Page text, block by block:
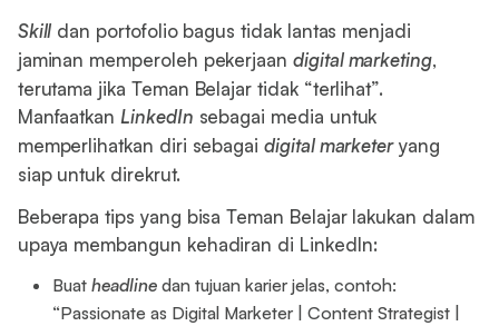
Skill dan portofolio bagus tidak lantas menjadi
jaminan memperoleh pekerjaan digital marketing,
terutama jika Teman Belajar tidak “terlihat”.
Manfaatkan LinkedIn sebagai media untuk
memperlihatkan diri sebagaidigital marketeryang
siap untuk direkrut.
Beberapa tips yang bisa Teman Belajar lakukan dalam
upaya membangun kehadiran di LinkedIn:
Buatheadline dan tujuan karier jelas, contoh:
“Passionate as Digital Marketer | Content Strategist |